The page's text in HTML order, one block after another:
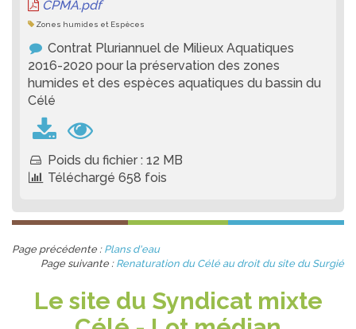
CPMA.pdf
Zones humides et Espèces
Contrat Pluriannuel de Milieux Aquatiques
2016-2020 pour la préservation des zones
humides et des espèces aquatiques du bassin du
Célé
Poids du fichier : 12 MB
Téléchargé 658 fois
Page précédente : Plans d'eau
Page suivante : Renaturation du Célé au droit du site du Surgié
Le site du Syndicat mixte